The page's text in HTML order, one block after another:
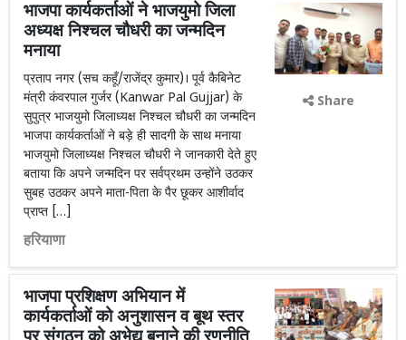
भाजपा कार्यकर्ताओं ने भाजयुमो जिला
अध्यक्ष निश्चल चौधरी का जन्मदिन
मनाया
प्रताप नगर (सच कहूँ/राजेंद्र कुमार)। पूर्व कैबिनेट
मंत्री कंवरपाल गुर्जर (Kanwar Pal Gujjar) के
सुपुत्र भाजयुमो जिलाध्यक्ष निश्चल चौधरी का जन्मदिन
भाजपा कार्यकर्ताओं ने बड़े ही सादगी के साथ मनाया
भाजयुमो जिलाध्यक्ष निश्चल चौधरी ने जानकारी देते हुए
बताया कि अपने जन्मदिन पर सर्वप्रथम उन्होंने उठकर
सुबह उठकर अपने माता-पिता के पैर छूकर आशीर्वाद
प्राप्त […]
हरियाणा
Share
भाजपा प्रशिक्षण अभियान में
कार्यकर्ताओं को अनुशासन व बूथ स्तर